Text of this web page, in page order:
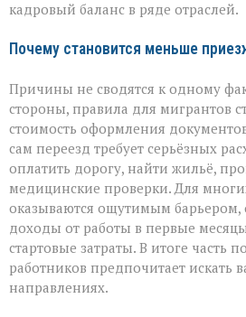
кадровый баланс в ряде отраслей.
Почему становится меньше
Причины не сводятся к одному
стороны, правила для мигрантов
стоимость оформления
сам переезд требует серьёзных
оплатить дорогу, найти жильё,
медицинские проверки. Для
оказываются ощутимым барьером,
доходы от работы в первые
стартовые затраты. В итоге часть
работников предпочитает искать
направлениях.